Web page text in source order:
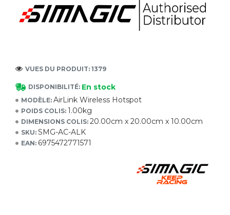
DISPONIBILITÉ: En stock
MODÈLE: AirLink Wireless Hotspot
POIDS COLIS: 1.00kg
DIMENSIONS COLIS: 20.00cm x 20.00cm x 10.00cm
SKU: SMG-AC-ALK
EAN: 6975472771571
VUES DU PRODUIT: 1379